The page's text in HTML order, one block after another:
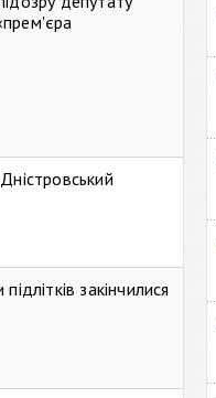
закінчилися